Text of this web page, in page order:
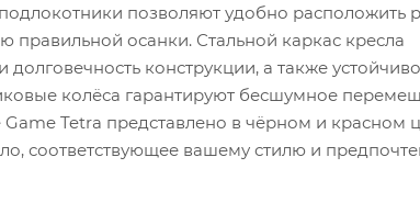
позволяют удобно расположить
правильной осанки. Стальной каркас кресла
конструкции, а также
колёса гарантируют бесшумное
Tetra представлено в чёрном и красном
соответствующее вашему стилю и